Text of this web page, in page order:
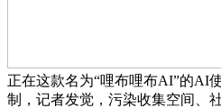
正在这款名为“哩布哩布AI”的AI
制，记者发觉，污染收集空间、